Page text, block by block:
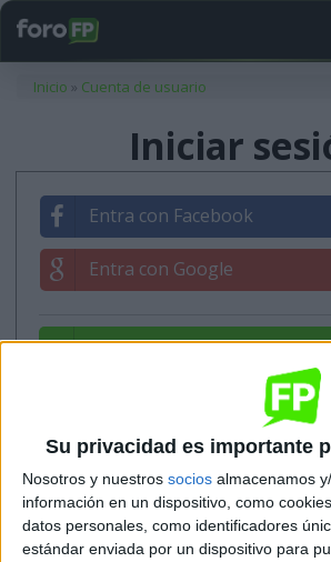
Su privacidad es importante
Nosotros y nuestros socios almacenamos
información en un dispositivo, como
datos personales, como identificadores
estándar enviada por un dispositivo para
Usted está aquí
Inicio » Cuenta de usuario
Iniciar
Entra con Facebook
Entra con Google
Entrar con tu correo